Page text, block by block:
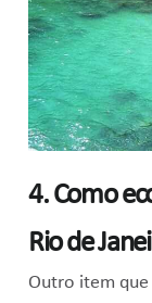
4. Como
Rio de
Outro item